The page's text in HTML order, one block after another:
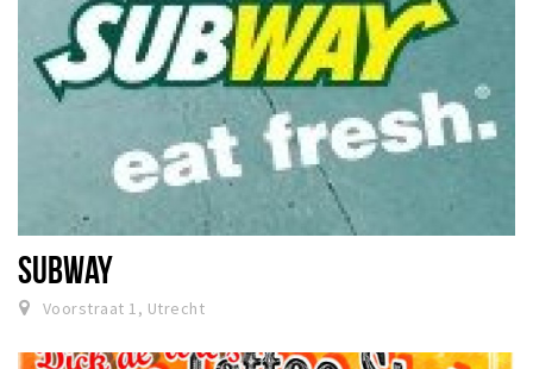
SUBWAY
Voorstraat 1, Utrecht